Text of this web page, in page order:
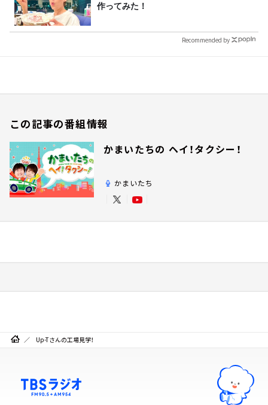
作ってみた！
Recommended by
この記事の番組情報
かまいたちの ヘイ！タクシー！
かまいたち
Up-Tさんの工場見学！